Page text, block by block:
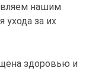
нашим
ухода за их
здоровью и